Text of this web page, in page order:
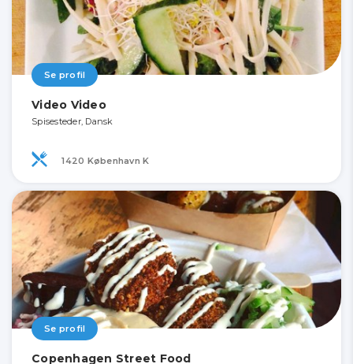
Se profil
Video Video
Spisesteder, Dansk
1420 København K
Se profil
Copenhagen Street Food